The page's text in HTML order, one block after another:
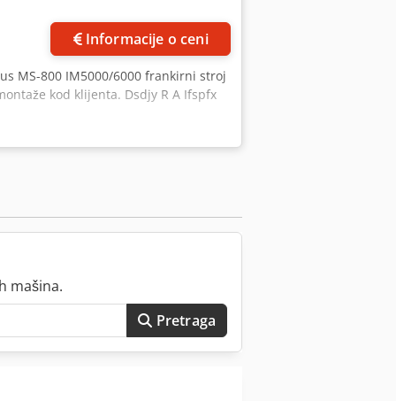
Informacije o ceni
MS-800 IM5000/6000 frankirni stroj
kod klijenta. Dsdjy R A Ifspfx
mašina.
Pretraga